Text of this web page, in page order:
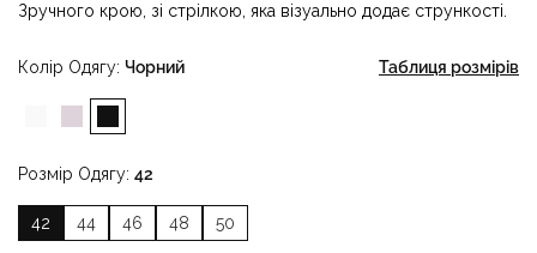
Зручного крою, зі стрілкою, яка візуально додає стрункості.
Колір Одягу Чорний
Розмір Одягу 42
42 44 46 48 50
Таблиця розмірів